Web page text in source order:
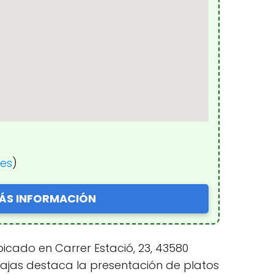
)
INFORMACIÓN
en Carrer Estació, 23, 43580
destaca la presentación de platos